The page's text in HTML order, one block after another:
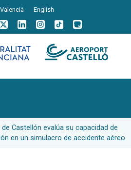
Valencià English
de Castellón evalúa su capacidad de
en un simulacro de accidente aéreo